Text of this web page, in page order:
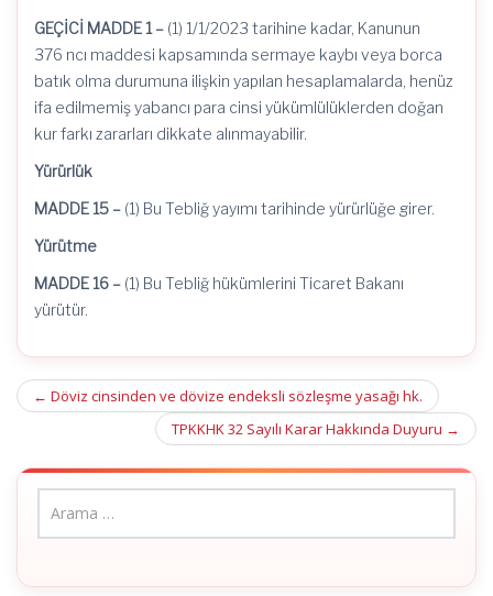
GEÇİCİ MADDE 1 – (1) 1/1/2023 tarihine kadar, Kanunun
376 ncı maddesi kapsamında sermaye kaybı veya borca
batık olma durumuna ilişkin yapılan hesaplamalarda, henüz
ifa edilmemiş yabancı para cinsi yükümlülüklerden doğan
kur farkı zararları dikkate alınmayabilir.
Yürürlük
MADDE 15 – (1) Bu Tebliğ yayımı tarihinde yürürlüğe girer.
Yürütme
MADDE 16 – (1) Bu Tebliğ hükümlerini Ticaret Bakanı
yürütür.
Post
navigation
← Döviz cinsinden ve dövize endeksli sözleşme yasağı hk.
TPKKHK 32 Sayılı Karar Hakkında Duyuru →